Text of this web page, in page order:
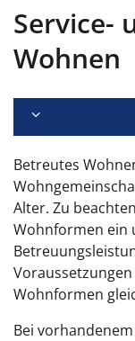
Service-
Wohnen
Betreutes
Alter. Zu
Wohnformen ein
Wohnformen
Bei